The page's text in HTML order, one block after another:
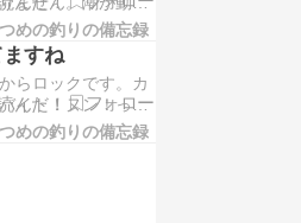
時間ほど忙しくア
アナゴ狙いま
けたころアタリ…
とプルプルってい
いけど凄いアタ
て乗った！！お
なマガレイ！もう
キャスト！！あた
られないけどクセ
めの釣りの備忘録
すね
らロックです。カ
イト！ヌン！って
沈み消波ブロック
んにちは。日も暮
めの釣りの備忘録